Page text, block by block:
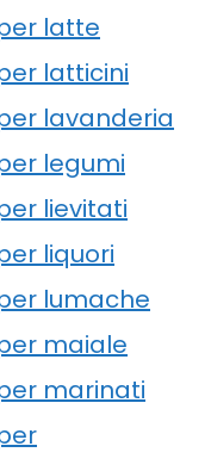
latte
latticini
lavanderia
legumi
lievitati
liquori
lumache
maiale
marinati